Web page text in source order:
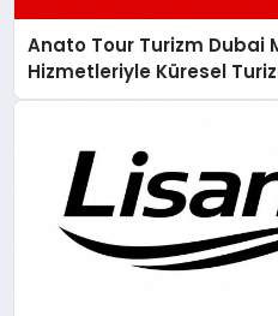
Anato Tour Turizm Dubai
Hizmetleriyle Küresel